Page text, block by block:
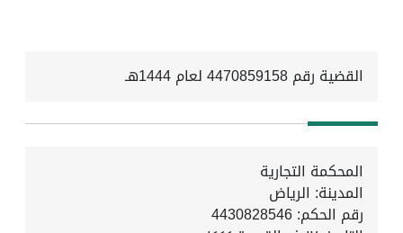
القضية رقم 4470859158 لعام 1444هـ
المحكمة التجارية
المدينة: الرياض
رقم الحكم: 4430828546